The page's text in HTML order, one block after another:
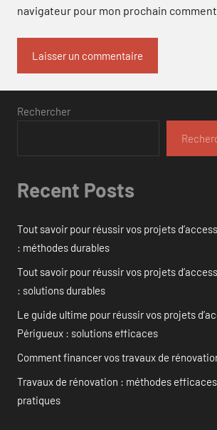
navigateur pour mon prochain
Rechercher
Recent Posts
Tout savoir pour réussir vos projets
: méthodes durables
Tout savoir pour réussir vos projets
: solutions durables
Le guide ultime pour réussir vos projets
Périgueux : solutions efficaces
Comment financer vos travaux de
Travaux de rénovation : méthodes
pratiques